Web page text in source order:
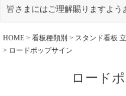
皆さまにはご理解賜りますよう
HOME 看板種類別
スタンド看板
ロードポップサイン
ロード